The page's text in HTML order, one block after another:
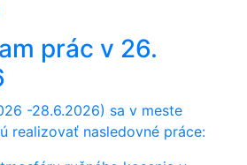
prác v 26.
6 -28.6.2026) sa v meste
realizovať nasledovné práce: